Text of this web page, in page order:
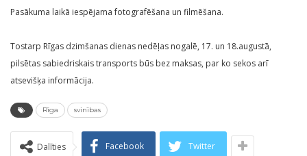
Pasākuma laikā iespējama fotografēšana un filmēšana.
Tostarp Rīgas dzimšanas dienas nedēļas nogalē, 17. un 18.augustā,
pilsētas sabiedriskais transports būs bez maksas, par ko sekos arī
atsevišķa informācija.
Rīga svinības
Dalīties Facebook Twitter